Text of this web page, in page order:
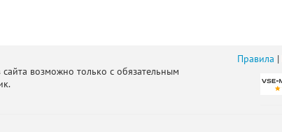
возможно только с обязательным
Правила |